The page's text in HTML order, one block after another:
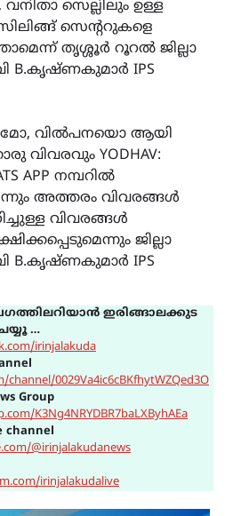
സെല്ലിലും ഉള്ള
സെന്ററുകളെ
തൃശ്ശൂർ റൂറൽ ജില്ലാ
B.കൃഷ്ണകുമാർ IPS
വിൽപനയൊ ആയി
വിവരവും YODHAV:
APP നമ്പറിൽ
അത്തരം വിവരങ്ങൾ
വിവരങ്ങൾ
ജില്ലാ
B.കൃഷ്ണകുമാർ IPS
ഇരിങ്ങാലക്കുട
…
irinjalakuda
0029Va4ic6cBKfhytWZQed3O
Group
K3Ng4NRYDBR7baLXByhAEa
channel
@irinjalakudanews
irinjalakudalive